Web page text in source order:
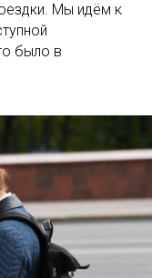
Мы идём к
было в